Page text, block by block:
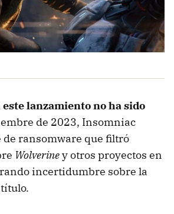
lanzamiento no ha sido
de 2023, Insomniac
de ransomware que filtró
Wolveriney otros proyectos en
incertidumbre sobre la